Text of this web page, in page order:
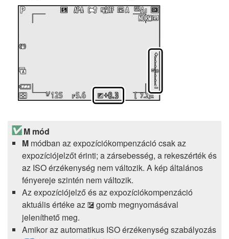
M mód
M módban az expozíciókompenzáció csak az
expozíciójelzőt érinti; a zársebesség, a rekeszérték és
az ISO érzékenység nem változik. A kép általános
fényereje szintén nem változik.
Az expozíciójelző és az expozíciókompenzáció
aktuális értéke az E gomb megnyomásával
jeleníthető meg.
Amikor az automatikus ISO érzékenység szabályozás